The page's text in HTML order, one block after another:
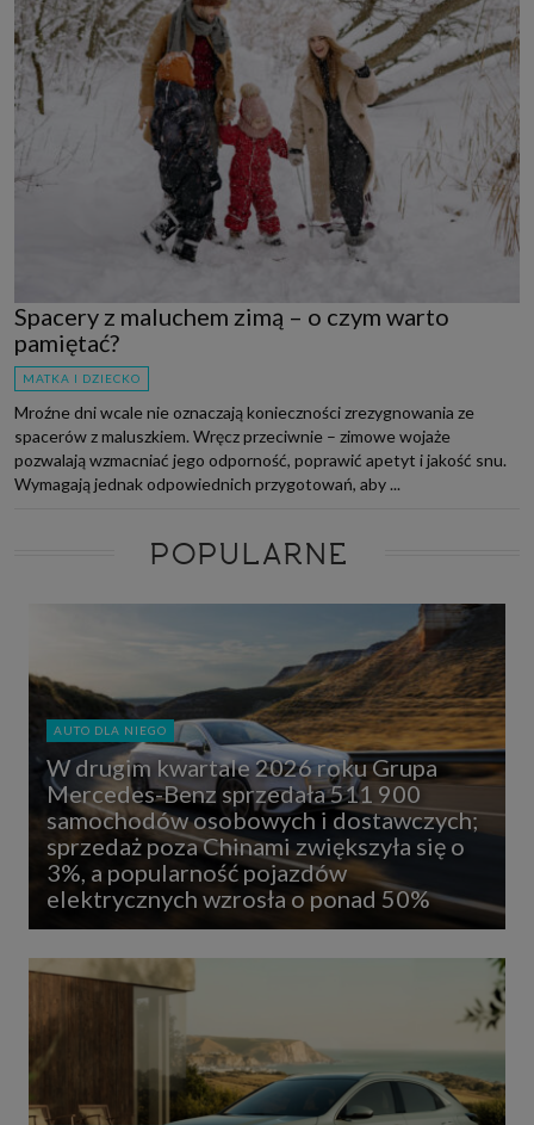
Spacery z maluchem zimą – o czym warto
pamiętać?
MATKA I DZIECKO
Mroźne dni wcale nie oznaczają konieczności zrezygnowania ze
spacerów z maluszkiem. Wręcz przeciwnie – zimowe wojaże
pozwalają wzmacniać jego odporność, poprawić apetyt i jakość snu.
Wymagają jednak odpowiednich przygotowań, aby ...
POPULARNE
AUTO DLA NIEGO
W drugim kwartale 2026 roku Grupa
Mercedes-Benz sprzedała 511 900
samochodów osobowych i dostawczych;
sprzedaż poza Chinami zwiększyła się o
3%, a popularność pojazdów
elektrycznych wzrosła o ponad 50%